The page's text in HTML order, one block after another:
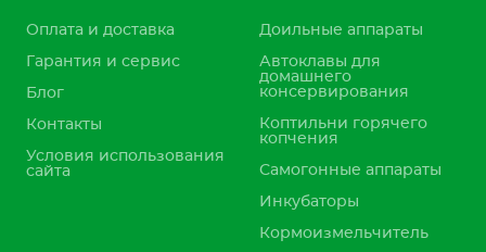
Оплата и доставка
Гарантия и сервис
Блог
Контакты
Условия использования
сайта
Доильные аппараты
Автоклавы для
домашнего
консервирования
Коптильни горячего
копчения
Самогонные аппараты
Инкубаторы
Кормоизмельчитель